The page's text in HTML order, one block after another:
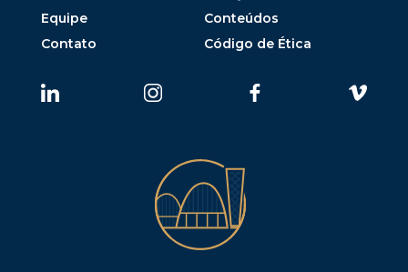
Equipe
Conteúdos
Contato
Código de Ética